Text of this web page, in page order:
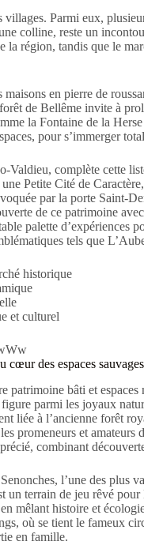
villages. Parmi eux,
colline, reste un
la région, tandis que le
en pierre de
de Bellême invite à
la Fontaine de la
pour s’immerger
complète cette
Petite Cité de
par la porte Saint-
de ce patrimoine
palette d’expériences
tels que
historique
et culturel
cœur des espaces
patrimoine bâti et
parmi les joyaux
liée à l’ancienne forêt
promeneurs et
combinant
l’une des plus
un terrain de jeu rêvé
mêlant histoire et
où se tient le fameux
en famille.